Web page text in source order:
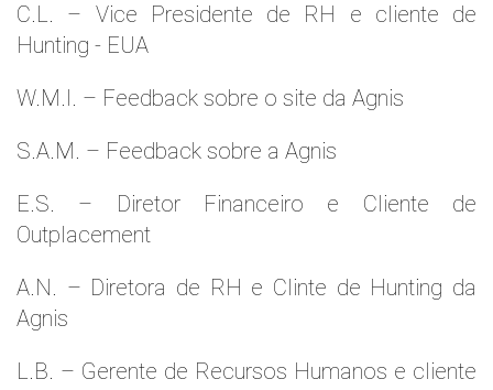
C.L. – Vice Presidente de RH e cliente de
Hunting - EUA
W.M.l. – Feedback sobre o site da Agnis
S.A.M. – Feedback sobre a Agnis
E.S. – Diretor Financeiro e Cliente de
Outplacement
A.N. – Diretora de RH e Clinte de Hunting da
Agnis
L.B. – Gerente de Recursos Humanos e cliente